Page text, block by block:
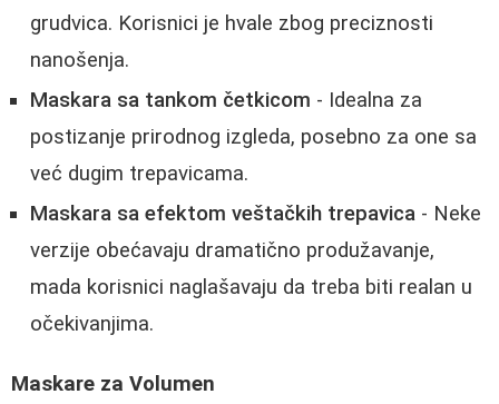
grudvica. Korisnici je hvale zbog preciznosti
nanošenja.
Maskara sa tankom četkicom - Idealna za
postizanje prirodnog izgleda, posebno za one sa
već dugim trepavicama.
Maskara sa efektom veštačkih trepavica - Neke
verzije obećavaju dramatično produžavanje,
mada korisnici naglašavaju da treba biti realan u
očekivanjima.
Maskare za Volumen